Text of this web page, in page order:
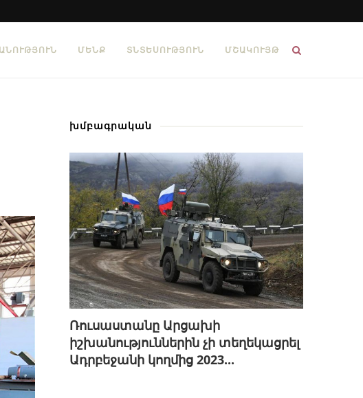
ՄԵՆՔ ՏՆՏԵՍՈՒԹՅՈՒՆ ՄՇԱԿՈՒՅԹ
խմբագրական
Ռուսաստանը Արցախի
իշխանություններին չի տեղեկացրել
Ադրբեջանի կողմից 2023...